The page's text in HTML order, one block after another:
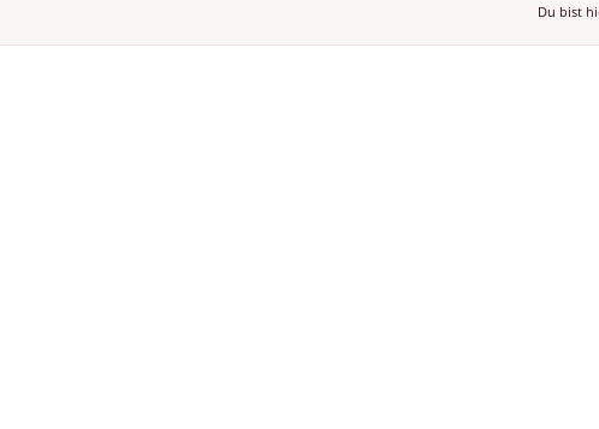
Du bist